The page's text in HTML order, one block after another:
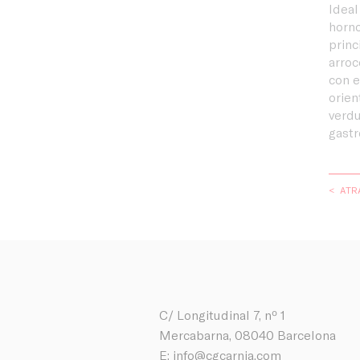
con
<
C/ Longitudinal 7, nº 1
Mercabarna, 08040 Barcelona
E: info@cgcarnia.com